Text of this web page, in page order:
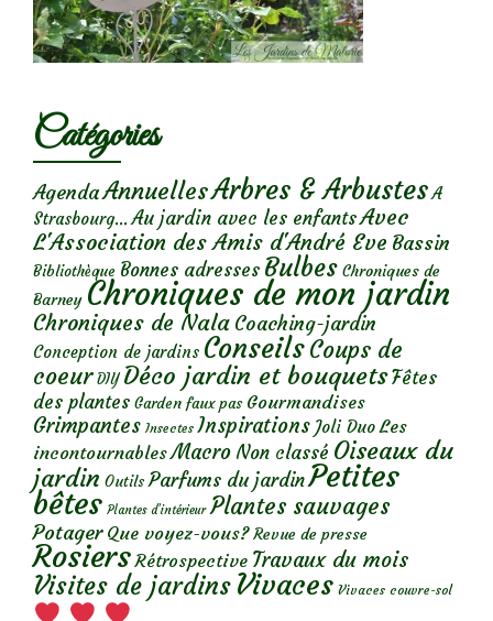
Catégories
AgendaAnnuellesArbres & Arbustes A
Strasbourg... Au jardin avec les enfantsAvec
L'Association des Amis d'André Eve Bassin
Bibliothèque Bonnes adresses Bulbes Chroniques de
Barney Chroniques de mon jardin
Chroniques de Nala Coaching-jardin
Conception de jardins ConseilsCoups de
coeur DIY Déco jardin et bouquetsFêtes
des plantes Garden faux pas Gourmandises
Grimpantes Insectes Inspirations Joli Duo Les
incontournables Macro Non classé Oiseaux du
jardin Outils Parfums du jardinPetites
bêtes Plantes d’intérieur Plantes sauvages
Potager Que voyez-vous? Revue de presse
Rosiers Rétrospective Travaux du mois
Visites de jardins Vivaces Vivaces couvre-sol